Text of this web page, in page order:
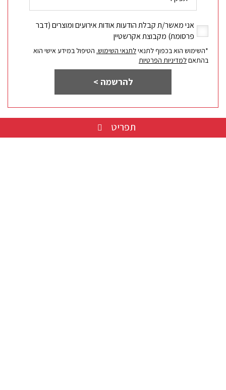
מאשר/ת
קבלת
הודעות
(דבר
פרסומת)
אני מאשר/ת קבלת הודעות אודות אירועים ומוצרים (דבר
פרסומת) מקבוצת אקרשטיין
*השימוש הוא בכפוף לתנאילתנאי השימוש. הטיפול במידע אישי הוא
בהתאםלמדיניות הפרטיות
>
להרשמה >
תפריט